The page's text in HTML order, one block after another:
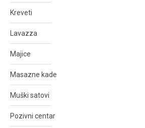
Kreveti
Lavazza
Majice
Masazne kade
Muški satovi
Pozivni centar